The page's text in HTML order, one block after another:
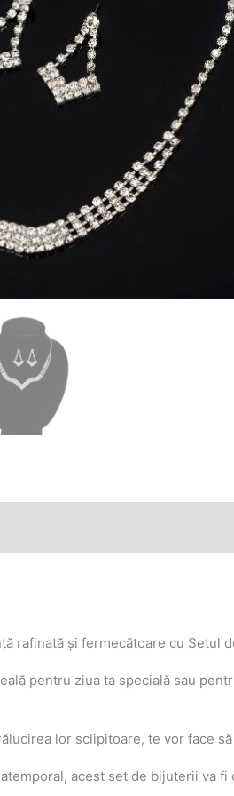
rafinată și fermecătoare cu Setul
pentru ziua ta specială sau
lor sclipitoare, te vor face
acest set de bijuterii va